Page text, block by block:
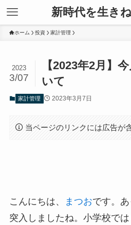
新時代を生き
ホーム 投資 家計管理
【2023年2月】
いて
2023
3/07
家計管理 2023年3月7日
当ページのリンクには広告が
こんにちは、 まつおです。
突入しましたね。小学校で